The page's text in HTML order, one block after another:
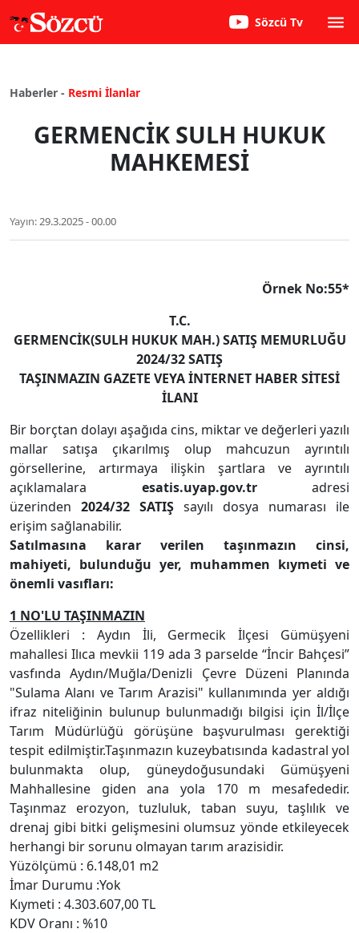
Sözcü Tv
Haberler - Resmi İlanlar
GERMENCİK SULH HUKUK
MAHKEMESİ
Yayın:29.3.2025 - 00.00
Örnek No:55*
T.C.
GERMENCİK(SULH HUKUK MAH.) SATIŞ MEMURLUĞU
2024/32 SATIŞ
TAŞINMAZIN GAZETE VEYA İNTERNET HABER SİTESİ
İLANI
Bir borçtan dolayı aşağıda cins, miktar ve değerleri yazılı
mallar satışa çıkarılmış olup mahcuzun ayrıntılı
görsellerine, artırmaya ilişkin şartlara ve ayrıntılı
açıklamalara esatis.uyap.gov.tradresi
üzerinden 2024/32 SATIŞ sayılı dosya numarası ile
erişim sağlanabilir.
Satılmasına karar verilen taşınmazın cinsi,
mahiyeti, bulunduğu yer, muhammen kıymeti ve
önemli vasıfları:
1 NO'LU TAŞINMAZIN
Özellikleri : Aydın İli, Germecik İlçesi Gümüşyeni
mahallesi Ilıca mevkii 119 ada 3 parselde “İncir Bahçesi”
vasfında Aydın/Muğla/Denizli Çevre Düzeni Planında
"Sulama Alanı ve Tarım Arazisi" kullanımında yer aldığı
ifraz niteliğinin bulunup bulunmadığı bilgisi için İl/İlçe
Tarım Müdürlüğü görüşüne başvurulması gerektiği
tespit edilmiştir.Taşınmazın kuzeybatısında kadastral yol
bulunmakta olup, güneydoğusundaki Gümüşyeni
Mahhallesine giden ana yola 170 m mesafededir.
Taşınmaz erozyon, tuzluluk, taban suyu, taşlılık ve
drenaj gibi bitki gelişmesini olumsuz yönde etkileyecek
herhangi bir sorunu olmayan tarım arazisidir.
Yüzölçümü : 6.148,01 m2
İmar Durumu :Yok
Kıymeti : 4.303.607,00 TL
KDV Oranı : %10